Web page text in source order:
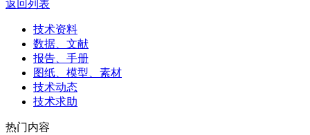
返回列表
技术资料
数据、文献
报告、手册
图纸、模型、素材
技术动态
技术求助
热门内容